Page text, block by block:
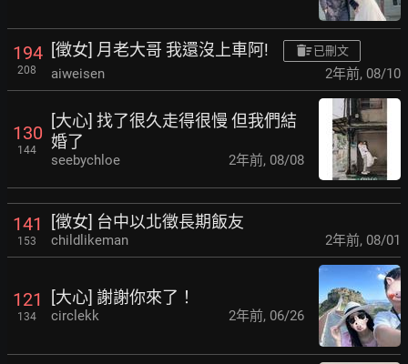
194
208
[徵女] 月老大哥 我還沒上車阿! 已刪文
aiweisen 2年前, 08/10
130
144
[大心] 找了很久走得很慢 但我們結
婚了
seebychloe 2年前, 08/08
141
153
[徵女] 台中以北徵長期飯友
childlikeman 2年前, 08/01
121
134
[大心] 謝謝你來了！
circlekk 2年前, 06/26